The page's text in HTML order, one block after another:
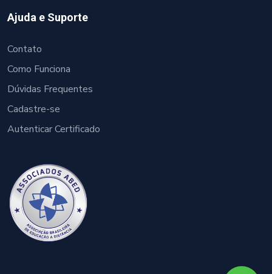
Ajuda e Suporte
Contato
Como Funciona
Dúvidas Frequentes
Cadastre-se
Autenticar Certificado